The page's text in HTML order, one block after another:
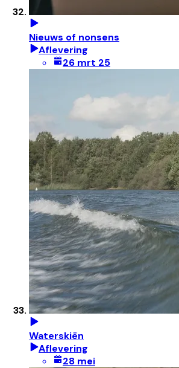
Nieuws of nonsens
Aflevering
26 mrt 25
Waterskiën
Aflevering
28 mei